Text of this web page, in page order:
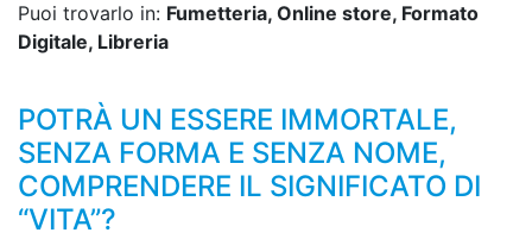
Puoi trovarlo in: Fumetteria, Online store, Formato
Digitale, Libreria
POTRÀ UN ESSERE IMMORTALE,
SENZA FORMA E SENZA NOME,
COMPRENDERE IL SIGNIFICATO DI
“VITA”?